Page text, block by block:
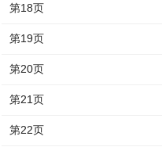
第18页
第19页
第20页
第21页
第22页